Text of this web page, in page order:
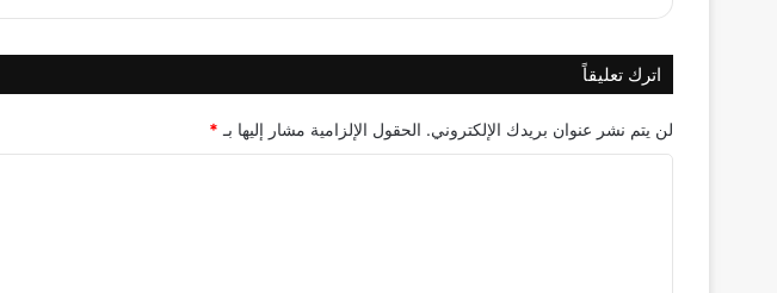
اترك تعليقاً
لن يتم نشر عنوان بريدك الإلكتروني. الحقول الإلزامية مشار إليها بـ *